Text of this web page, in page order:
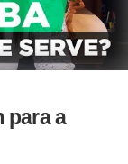
para a